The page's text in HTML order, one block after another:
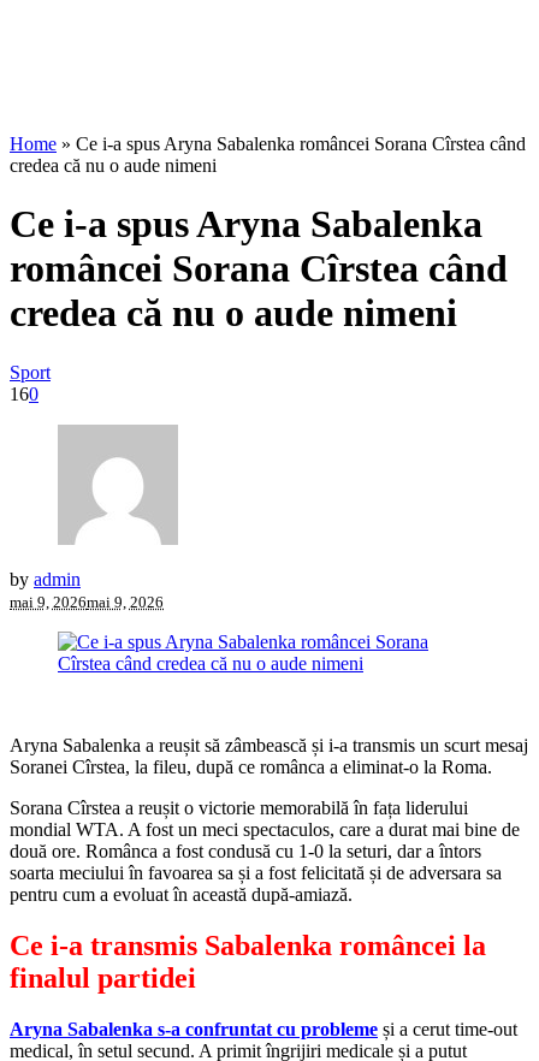
Home » Ce i-a spus Aryna Sabalenka româncei Sorana Cîrstea când
credea că nu o aude nimeni
Ce i-a spus Aryna Sabalenka
româncei Sorana Cîrstea când
credea că nu o aude nimeni
Sport
160
by admin
mai 9, 2026mai 9, 2026
Aryna Sabalenka a reușit să zâmbească și i-a transmis un scurt mesaj
Soranei Cîrstea, la fileu, după ce românca a eliminat-o la Roma.
Sorana Cîrstea a reușit o victorie memorabilă în fața liderului
mondial WTA. A fost un meci spectaculos, care a durat mai bine de
două ore. Românca a fost condusă cu 1-0 la seturi, dar a întors
soarta meciului în favoarea sa și a fost felicitată și de adversara sa
pentru cum a evoluat în această după-amiază.
Ce i-a transmis Sabalenka româncei la
finalul partidei
Aryna Sabalenka s-a confruntat cu probleme și a cerut time-out
medical, în setul secund. A primit îngrijiri medicale și a putut